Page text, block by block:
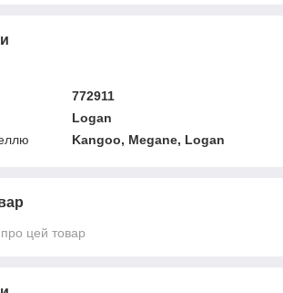
772911
Logan
Kangoo, Megane, Logan
цей товар